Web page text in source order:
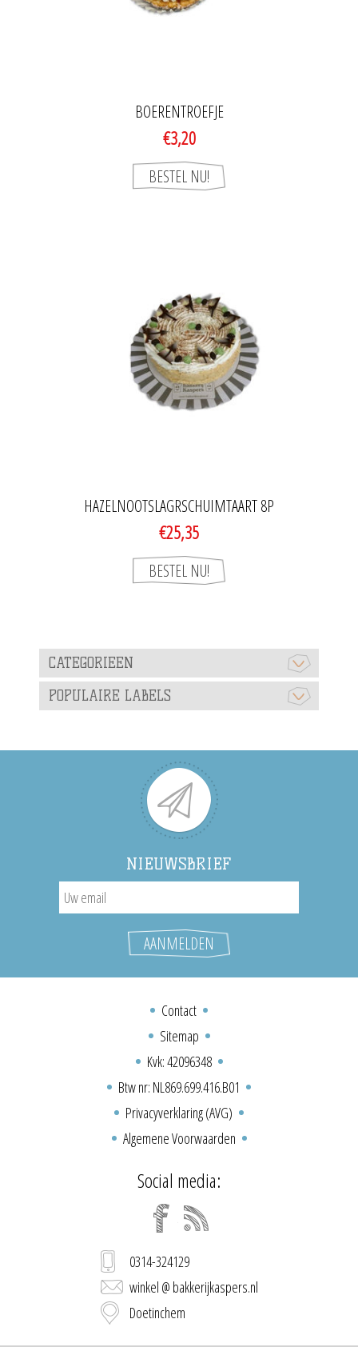
BOERENTROEFJE
€3,20
HAZELNOOTSLAGRSCHUIMTAART 8P
€25,35
CATEGORIEEN
POPULAIRE LABELS
NIEUWSBRIEF
Contact
Sitemap
Kvk: 42096348
Btw nr: NL869.699.416.B01
Privacyverklaring (AVG)
Algemene Voorwaarden
Social media:
0314-324129
winkel @ bakkerijkaspers.nl
Doetinchem